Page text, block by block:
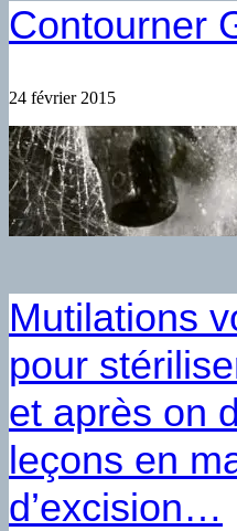
Contourner
24 février 2015
Mutilations
pour
et après on
leçons en
d’excision…